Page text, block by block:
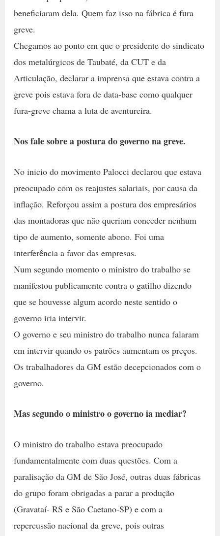
beneficiaram dela. Quem faz isso na fábrica é fura
greve.
Chegamos ao ponto em que o presidente do sindicato
dos metalúrgicos de Taubaté, da CUT e da
Articulação, declarar a imprensa que estava contra a
greve pois estava fora de data-base como qualquer
fura-greve chama a luta de aventureira.
Nos fale sobre a postura do governo na greve.
No inicio do movimento Palocci declarou que estava
preocupado com os reajustes salariais, por causa da
inflação. Reforçou assim a postura dos empresários
das montadoras que não queriam conceder nenhum
tipo de aumento, somente abono. Foi uma
interferência a favor das empresas.
Num segundo momento o ministro do trabalho se
manifestou publicamente contra o gatilho dizendo
que se houvesse algum acordo neste sentido o
governo iria intervir.
O governo e seu ministro do trabalho nunca falaram
em intervir quando os patrões aumentam os preços.
Os trabalhadores da GM estão decepcionados com o
governo.
Mas segundo o ministro o governo ia mediar?
O ministro do trabalho estava preocupado
fundamentalmente com duas questões. Com a
paralisação da GM de São José, outras duas fábricas
do grupo foram obrigadas a parar a produção
(Gravataí- RS e São Caetano-SP) e com a
repercussão nacional da greve, pois outras